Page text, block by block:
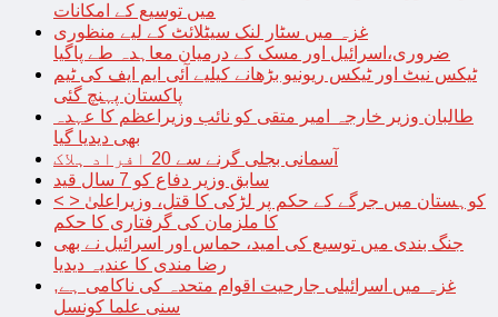
میں توسیع کے امکانات
غزہ میں سٹار لنک سیٹلائٹ کے لیے منظوری
ضروری،اسرائیل اور مسک کے درمیان معاہدہ طے پاگیا
ٹیکس نیٹ اور ٹیکس ریونیو بڑھانے کیلیے آئی ایم ایف کی ٹیم
پاکستان پہنچ گئی
طالبان وزیر خارجہ امیر متقی کو نائب وزیراعظم کا عہدہ
بھی دیدیا گیا
آسمانی بجلی گرنے سے 20 افراد ہلاک
سابق وزیر دفاع کو 7 سال قید
< > کوہستان میں جرگے کے حکم پر لڑکی کا قتل، وزیراعلیٰ
کا ملزمان کی گرفتاری کا حکم
جنگ بندی میں توسیع کی امید، حماس اور اسرائیل نے بھی
رضا مندی کا عندیہ دیدیا
غزہ میں اسرائیلی جارحیت اقوام متحدہ کی ناکامی ہے,
سنی علما کونسل